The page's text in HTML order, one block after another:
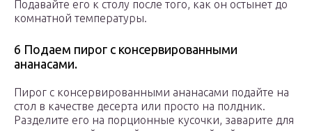
Подавайте его к столу после того, как он остынет до
комнатной температуры.
6 Подаем пирог с консервированными
ананасами.
Пирог с консервированными ананасами подайте на
стол в качестве десерта или просто на полдник.
Разделите его на порционные кусочки, заварите для